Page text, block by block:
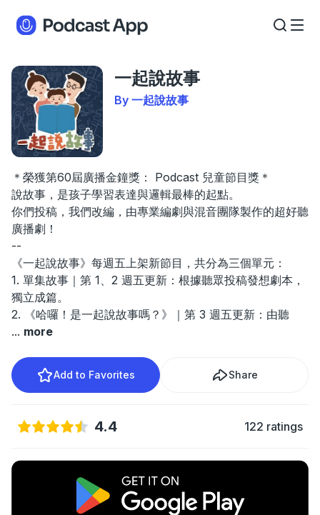
一起說故事
By 一起說故事
＊榮獲第60屆廣播金鐘獎： Podcast 兒童節目獎＊
說故事，是孩子學習表達與邏輯最棒的起點。
你們投稿，我們改編，由專業編劇與混音團隊製作的超好聽
廣播劇！
--
《一起說故事》每週五上架新節目，共分為三個單元：
1. 單集故事｜第 1、2 週五更新：根據聽眾投稿發想劇本，
獨立成篇。
2. 《哈囉！是一起說故事嗎？》｜第 3 週五更新：由聽
... more
Add to Favorites Share
4.4 122 ratings